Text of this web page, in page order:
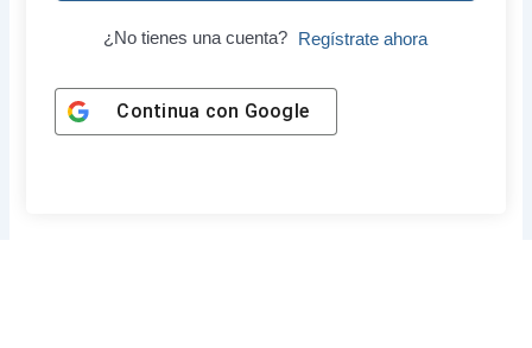
¿No tienes una cuenta? Regístrate ahora
Continua con Google